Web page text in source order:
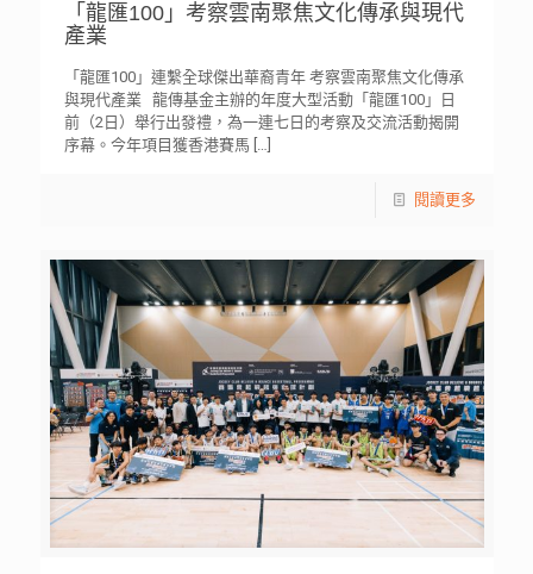
「龍匯100」考察雲南聚焦文化傳承與現代
產業
「龍匯100」連繫全球傑出華裔青年 考察雲南聚焦文化傳承
與現代產業 龍傳基金主辦的年度大型活動「龍匯100」日
前（2日）舉行出發禮，為一連七日的考察及交流活動揭開
序幕。今年項目獲香港賽馬 […]
閱讀更多